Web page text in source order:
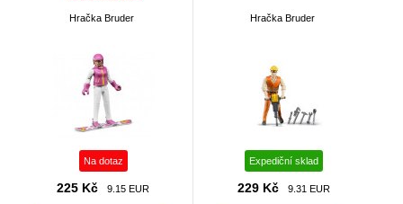
Hračka Bruder
Na dotaz
225 Kč 9.15 EUR
Hračka Bruder
Expediční sklad
229 Kč 9.31 EUR